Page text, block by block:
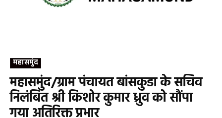
महासमुंद
महासमुंद/ग्राम पंचायत बांसकुडा के सचिव
निलंबित श्री किशोर कुमार ध्रुव को सौंपा
गया अतिरिक्त प्रभार